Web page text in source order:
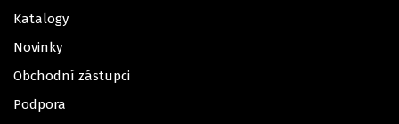
Katalogy
Novinky
Obchodní zástupci
Podpora